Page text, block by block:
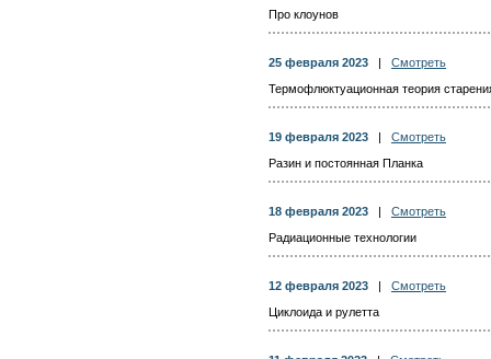
Про клоунов
25 февраля 2023
Смотреть
Термофлюктуационная теория
19 февраля 2023
Смотреть
Разин и постоянная Планка
18 февраля 2023
Смотреть
Радиационные технологии
12 февраля 2023
Смотреть
Циклоида и рулетта